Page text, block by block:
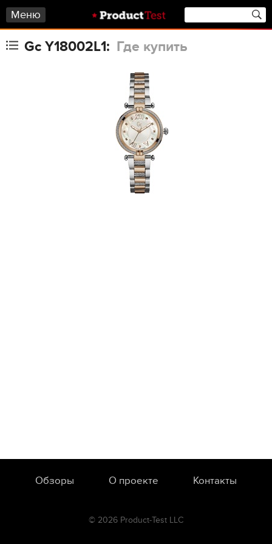
Меню
Gc Y18002L1: Где купить
Обзоры О проекте Контакты
© 2026 Product-Test LLC